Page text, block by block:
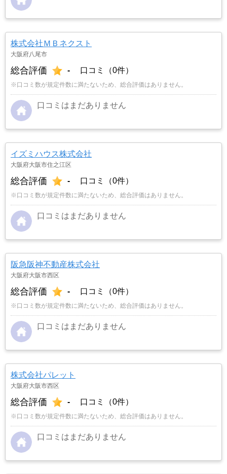
株式会社ＭＢネクスト
大阪府八尾市
総合評価 - 口コミ（0件）
※口コミ数が規定件数に満たないため、総合評価はありません。
口コミはまだありません
イズミハウス株式会社
大阪府大阪市住之江区
総合評価 - 口コミ（0件）
※口コミ数が規定件数に満たないため、総合評価はありません。
口コミはまだありません
阪急阪神不動産株式会社
大阪府大阪市西区
総合評価 - 口コミ（0件）
※口コミ数が規定件数に満たないため、総合評価はありません。
口コミはまだありません
株式会社パレット
大阪府大阪市西区
総合評価 - 口コミ（0件）
※口コミ数が規定件数に満たないため、総合評価はありません。
口コミはまだありません